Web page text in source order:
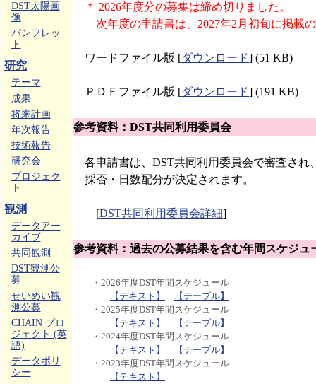
DST太陽画
像
パンフレッ
ト
研究
テーマ
成果
将来計画
年次報告
技術報告
研究会
プロジェク
ト
観測
データアー
カイブ
共同観測
DST観測公
募
せいめい観
測公募
CHAIN プロ
ジェクト (英
語)
データポリ
シー
＊ 2026年度分の募集は締め切りました。
次年度の申請書は、2027年2月初旬に掲載
ワードファイル版 [ダウンロード] (51 KB)
ＰＤＦファイル版 [ダウンロード] (191 KB)
参考資料：DST共同利用委員会
各申請書は、DST共同利用委員会で審査され
採否・日数配分が決定されます。
[DST共同利用委員会詳細]
参考資料：過去の公募結果を含む年間スケジュ
・2026年度DST年間スケジュール
【テキスト】
【テーブル】
・2025年度DST年間スケジュール
【テキスト】
【テーブル】
・2024年度DST年間スケジュール
【テキスト】
【テーブル】
・2023年度DST年間スケジュール
【テキスト】